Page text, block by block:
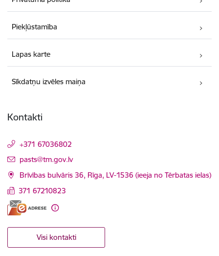
Piekļūstamība
Lapas karte
Sīkdatņu izvēles maiņa
Kontakti
+371 67036802
E-pasts:
pasts@tm.gov.lv
Brīvības bulvāris 36, Rīga, LV-1536 (ieeja no Tērbatas ielas)
371 67210823
Visi kontakti